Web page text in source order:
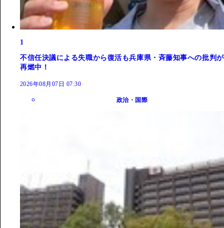
1
不信任決議による失職から復活も兵庫県・斉藤知事への批判が
再燃中！
2026年08月07日 07:30
政治・国際